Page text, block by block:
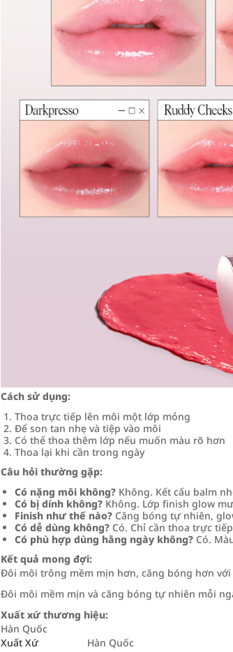
Cách sử dụng:
Thoa trực tiếp lên môi một lớp mỏng
Để son tan nhẹ và tiệp vào môi
Có thể thoa thêm lớp nếu muốn màu rõ hơn
Thoa lại khi cần trong ngày
Câu hỏi thường gặp:
Có nặng môi không? Không. Kết cấu balm
Có bị dính không? Không. Lớp finish glow
Finish như thế nào? Căng bóng tự nhiên,
Có dễ dùng không? Có. Chỉ cần thoa trực
Có phù hợp dùng hằng ngày không? Có.
Kết quả mong đợi:
Đôi môi trông mềm mịn hơn, căng bóng hơn
Đôi môi mềm mịn và căng bóng tự nhiên mỗi
Xuất xứ thương hiệu:
Hàn Quốc
Xuất Xứ
Hàn Quốc